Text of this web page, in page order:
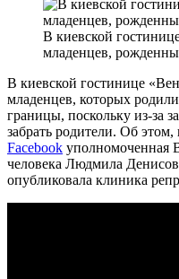
В киевской
младенцев,
В киевской гостинице
младенцев, которых
границы, поскольку из-за
забрать родители. Об
Facebook уполномоченная
человека Людмила
опубликовала клиника